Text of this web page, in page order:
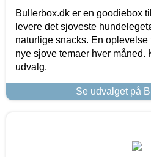
Bullerbox.dk er en goodiebox
levere det sjoveste
naturlige snacks. En
nye sjove temaer hver måned.
udvalg.
Se udvalget på